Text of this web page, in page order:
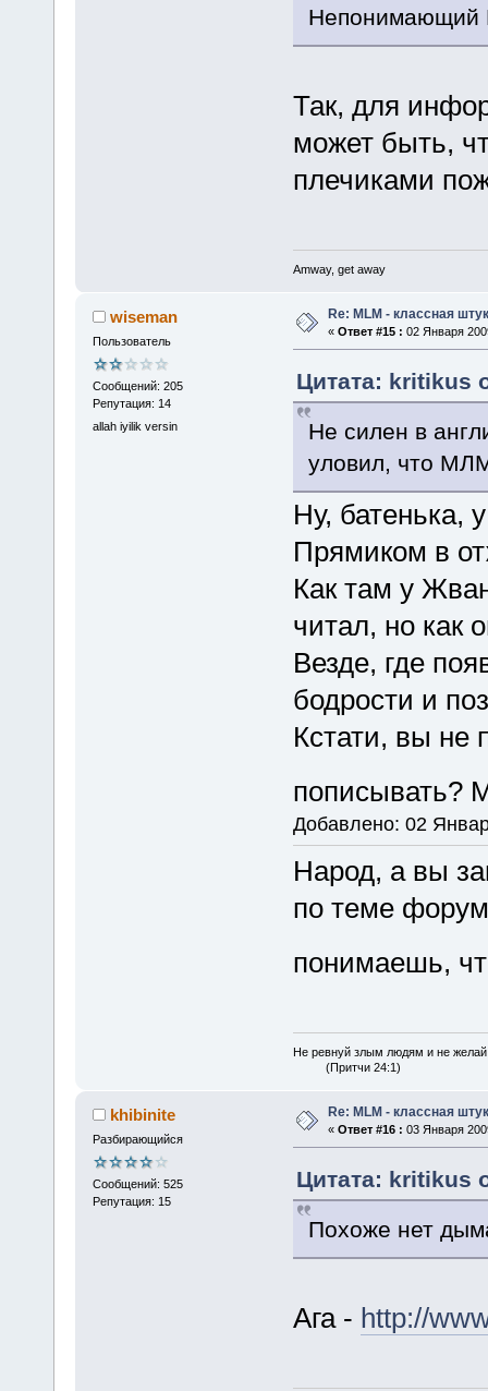
Непонимающий
Так, для
может быть,
плечиками
Amway, get away
wiseman
Пользователь
Сообщений: 205
Репутация: 14
allah iyilik versin
Re: MLM - классная
« Ответ #15 : 02 Января
Цитата: kritikus
Не силен в
уловил, что
Ну, батенька,
Прямиком в
Как там у
читал, но как
Везде, где
бодрости и
Кстати, вы не
пописывать?
Добавлено: 02
Народ, а вы
по теме
понимаешь,
Не ревнуй злым людям и не
(Притчи 24:1)
khibinite
Разбирающийся
Сообщений: 525
Репутация: 15
Re: MLM - классная
« Ответ #16 : 03 Января
Цитата: kritikus
Похоже нет
Ага - http://